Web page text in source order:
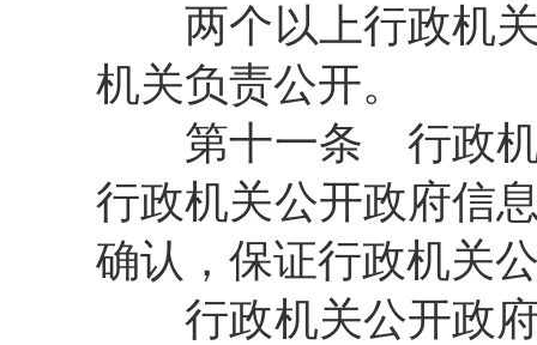
两个以上行政机关
机关负责公开。
第十一条 行政机
行政机关公开政府信
确认，保证行政机关
行政机关公开政府